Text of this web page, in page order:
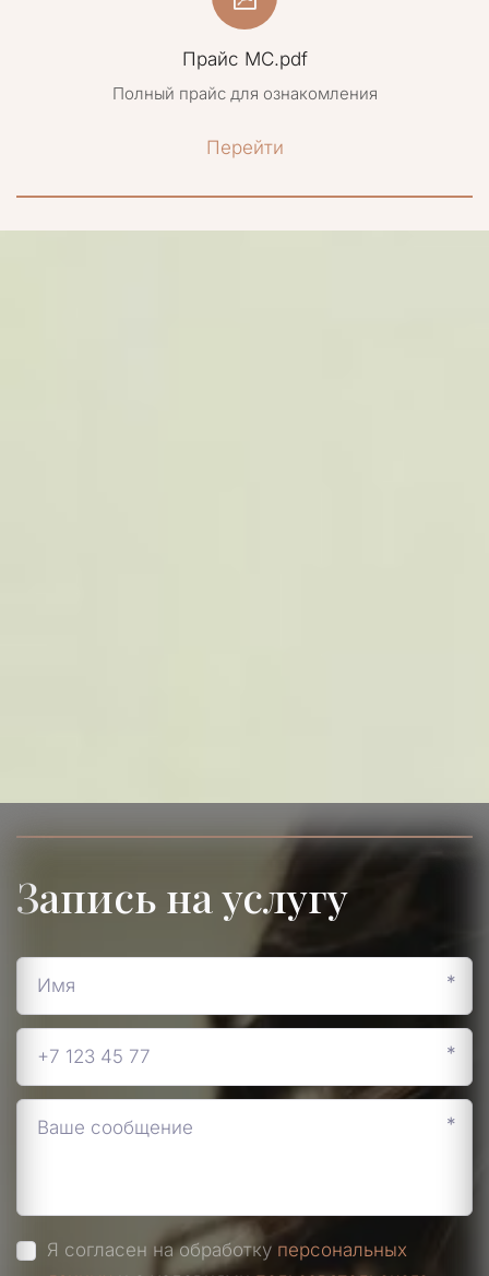
Прайс МС.pdf
Полный прайс для ознакомления
Перейти
Запись на услугу
*
*
*
Я согласен на обработку персональных